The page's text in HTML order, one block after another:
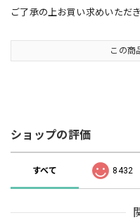
ご了承の上お買い求めいただ
この商
ショップの評価
すべて 8432